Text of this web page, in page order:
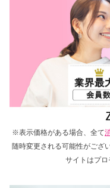
※表示価格がある場合、全て
随時変更される可能性がござ
サイトはプロ